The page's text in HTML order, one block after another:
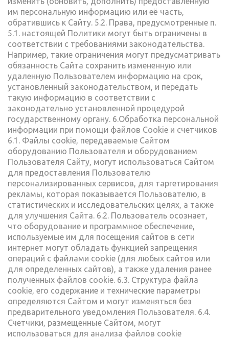
им персональную информацию или её часть,
обратившись к Сайту. 5.2. Права, предусмотренные п.
5.1. настоящей Политики могут быть ограничены в
соответствии с требованиями законодательства.
Например, такие ограничения могут предусматривать
обязанность Сайта сохранить измененную или
удаленную Пользователем информацию на срок,
установленный законодательством, и передать
такую информацию в соответствии с
законодательно установленной процедурой
государственному органу. 6.Обработка персональной
информации при помощи файлов Cookie и счетчиков
6.1. Файлы cookie, передаваемые Сайтом
оборудованию Пользователя и оборудованием
Пользователя Сайту, могут использоваться Сайтом
для предоставления Пользователю
персонализированных сервисов, для таргетирования
рекламы, которая показывается Пользователю, в
статистических и исследовательских целях, а также
для улучшения Сайта. 6.2. Пользователь осознает,
что оборудование и программное обеспечение,
используемые им для посещения сайтов в сети
интернет могут обладать функцией запрещения
операций с файлами cookie (для любых сайтов или
для определенных сайтов), а также удаления ранее
полученных файлов cookie. 6.3. Структура файла
cookie, его содержание и технические параметры
определяются Сайтом и могут изменяться без
предварительного уведомления Пользователя. 6.4.
Счетчики, размещенные Сайтом, могут
использоваться для анализа файлов cookie